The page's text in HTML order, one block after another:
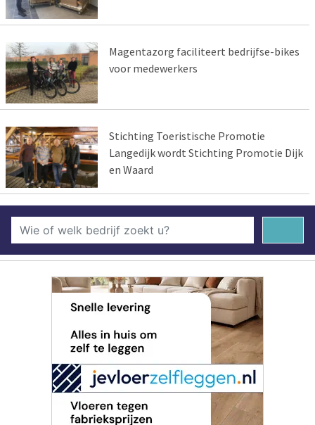
Magentazorg faciliteert bedrijfse-bikes
voor medewerkers
Stichting Toeristische Promotie
Langedijk wordt Stichting Promotie Dijk
en Waard